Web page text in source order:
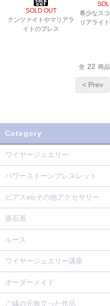
SOLD OUT
クンツァイトやマリアラ
イトのブレス
希少なス
リアライ
全 22 商品
< Prev
Category
ワイヤージュエリー
パワーストーンブレスレット
ピアスetcその他アクセサリー
原石系
ルース
ワイヤージュエリー講座
オーダーメイド
ご縁の元旅立った作品